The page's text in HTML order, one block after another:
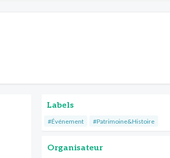
Labels
#Événement #Patrimoine&Histoire
Organisateur